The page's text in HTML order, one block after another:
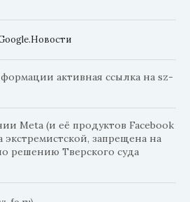
активная ссылка на sz-
Meta (и её продуктов Facebook
экстремистской, запрещена на
решению Тверского суда